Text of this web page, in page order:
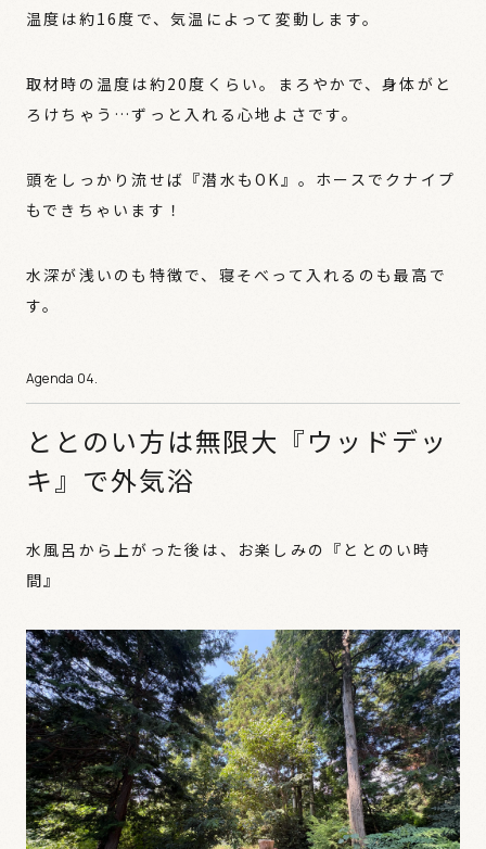
温度は約16度で、気温によって変動します。
取材時の温度は約20度くらい。まろやかで、身体がと
ろけちゃう…ずっと入れる心地よさです。
頭をしっかり流せば『潜水もOK』。ホースでクナイプ
もできちゃいます！
水深が浅いのも特徴で、寝そべって入れるのも最高で
す。
ととのい方は無限大『ウッドデッ
キ』で外気浴
水風呂から上がった後は、お楽しみの『ととのい時
間』